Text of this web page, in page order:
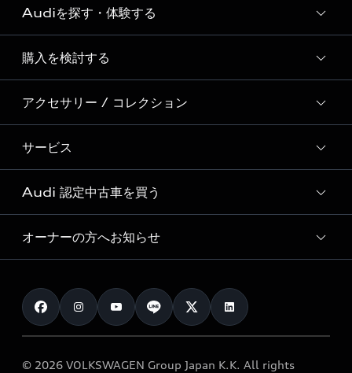
Audi ブランド
Story of Progress
Audi Sport
Formula 1®
デジタルサービス
Audiを探す・体験する
ディーラー検索
新車在庫検索
試乗車・展示車検索
見積り依頼
試乗予約
購入を検討する
モデル一覧
特別仕様モデル / 限定モデル
e-tronラインアップ
価格シミュレーション
車両比較
カタログ一覧
アクセサリー / コレクション
純正アクセサリー
オンラインショップ
Audi collection
アウディナビアプリ
サービス
サービス入庫予約
サービスプログラム
メンテナンス
車検 / 定期点検
e-tronアフターサポート
Audi 認定中古車を買う
Audi認定中古車
クオリティ
保証
メンテナンス
オーナーの方へお知らせ
お知らせ
オーナー様向けキャンペーン
© 2026 VOLKSWAGEN Group Japan K.K. All rights